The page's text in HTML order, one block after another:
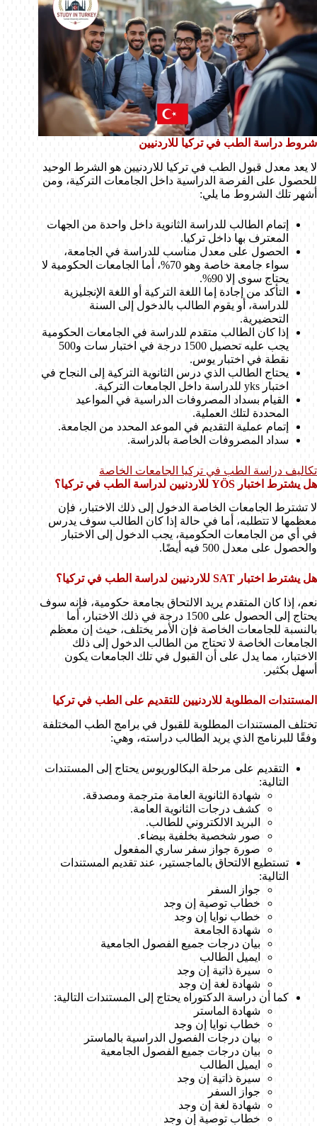
شروط دراسة الطب في تركيا للاردنيين
لا يعد معدل قبول الطب في تركيا للاردنيين هو الشرط الوحيد
للحصول على الفرصة الدراسية داخل الجامعات التركية، ومن
أشهر تلك الشروط ما يلي:
إتمام الطالب للدراسة الثانوية داخل واحدة من الجهات
المعترف بها داخل تركيا.
الحصول على معدل مناسب للدراسة في الجامعة،
سواء جامعة خاصة وهو 70%، أما الجامعات الحكومية لا
يحتاج سوى إلا 90%.
التأكد من إجادة إما اللغة التركية أو اللغة الإنجليزية
للدراسة، أو يقوم الطالب بالدخول إلى السنة
التحضيرية.
إذا كان الطالب متقدم للدراسة في الجامعات الحكومية
يجب عليه تحصيل 1500 درجة في اختبار سات و500
نقطة في اختبار يوس.
يحتاج الطالب الذي درس الثانوية التركية إلى النجاح في
اختبار yks للدراسة داخل الجامعات التركية.
القيام بسداد المصروفات الدراسية في المواعيد
المحددة لتلك العملية.
إتمام عملية التقديم في الموعد المحدد من الجامعة.
سداد المصروفات الخاصة بالدراسة.
تكاليف دراسة الطب في تركيا الجامعات الخاصة
هل يشترط اختبار YÖS للاردنيين لدراسة الطب في تركيا؟
لا تشترط الجامعات الخاصة الدخول إلى ذلك الاختبار، فإن
معظمها لا تتطلبه، أما في حالة إذا كان الطالب سوف يدرس
في أي من الجامعات الحكومية، يجب الدخول إلى الاختبار
والحصول على معدل 500 فيه أيضًا.
هل يشترط اختبار SAT للاردنيين لدراسة الطب في تركيا؟
نعم، إذا كان المتقدم يريد الالتحاق بجامعة حكومية، فإنه سوف
يحتاج إلى الحصول على 1500 درجة في ذلك الاختبار، أما
بالنسبة للجامعات الخاصة فإن الأمر يختلف، حيث إن معظم
الجامعات الخاصة لا تحتاج من الطالب الدخول إلى ذلك
الاختبار، مما يدل على أن القبول في تلك الجامعات يكون
أسهل بكثير.
المستندات المطلوبة للاردنيين للتقديم على الطب في تركيا
تختلف المستندات المطلوبة للقبول في برامج الطب المختلفة
وفقًا للبرنامج الذي يريد الطالب دراسته، وهي:
التقديم على مرحلة البكالوريوس يحتاج إلى المستندات
التالية:
شهادة الثانوية العامة مترجمة ومصدقة.
كشف درجات الثانوية العامة.
البريد الالكتروني للطالب.
صور شخصية بخلفية بيضاء.
صورة جواز سفر ساري المفعول
تستطيع الالتحاق بالماجستير، عند تقديم المستندات
التالية:
جواز السفر
خطاب توصية إن وجد
خطاب نوايا إن وجد
شهادة الجامعة
بيان درجات جميع الفصول الجامعية
ايميل الطالب
سيرة ذاتية إن وجد
شهادة لغة إن وجد
كما أن دراسة الدكتوراه يحتاج إلى المستندات التالية:
شهادة الماستر
خطاب نوايا إن وجد
بيان درجات الفصول الدراسية بالماستر
بيان درجات جميع الفصول الجامعية
ايميل الطالب
سيرة ذاتية إن وجد
جواز السفر
شهادة لغة إن وجد
خطاب توصية إن وجد